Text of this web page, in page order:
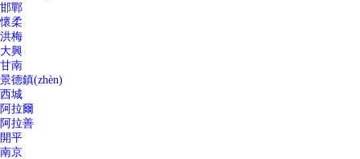
邯鄲
懷柔
洪梅
大興
甘南
景德鎮(zhèn)
西城
阿拉爾
阿拉善
開平
南京